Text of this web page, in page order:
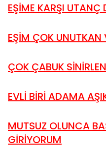
EŞİME KARŞI UTANÇ
EŞİM ÇOK UNUTKAN
ÇOK ÇABUK
EVLİ BİRİ ADAMA
MUTSUZ OLUNCA
GİRİYORUM